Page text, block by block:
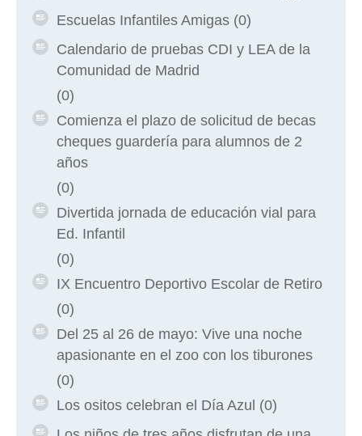
Escuelas Infantiles Amigas (0)
Calendario de pruebas CDI y LEA de la
Comunidad de Madrid
(0)
Comienza el plazo de solicitud de becas
cheques guardería para alumnos de 2
años
(0)
Divertida jornada de educación vial para
Ed. Infantil
(0)
IX Encuentro Deportivo Escolar de Retiro
(0)
Del 25 al 26 de mayo: Vive una noche
apasionante en el zoo con los tiburones
(0)
Los ositos celebran el Día Azul (0)